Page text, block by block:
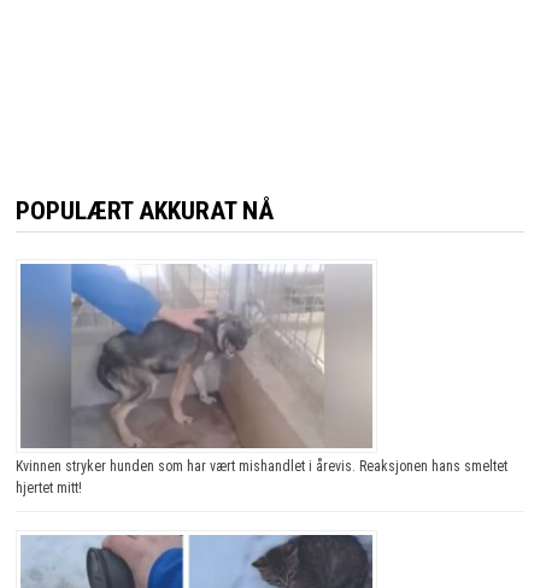
POPULÆRT AKKURAT NÅ
Kvinnen stryker hunden som har vært mishandlet i årevis. Reaksjonen hans smeltet
hjertet mitt!